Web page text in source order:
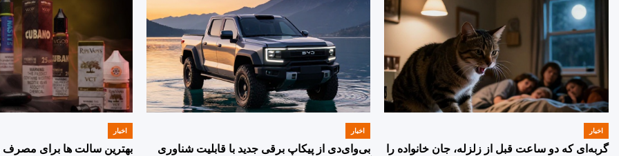
POSTED
IN
اخبار
گربه‌ای که دو ساعت قبل از زلزله، جان خانواده را
POSTED
اخبار
بی‌وای‌دی از پیکاپ برقی جدید با قابلیت شناوری
POSTED
اخبار
بهترین سالت ها برای مصرف